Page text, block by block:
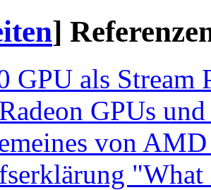
]
GPU als Stream
GPUs
von